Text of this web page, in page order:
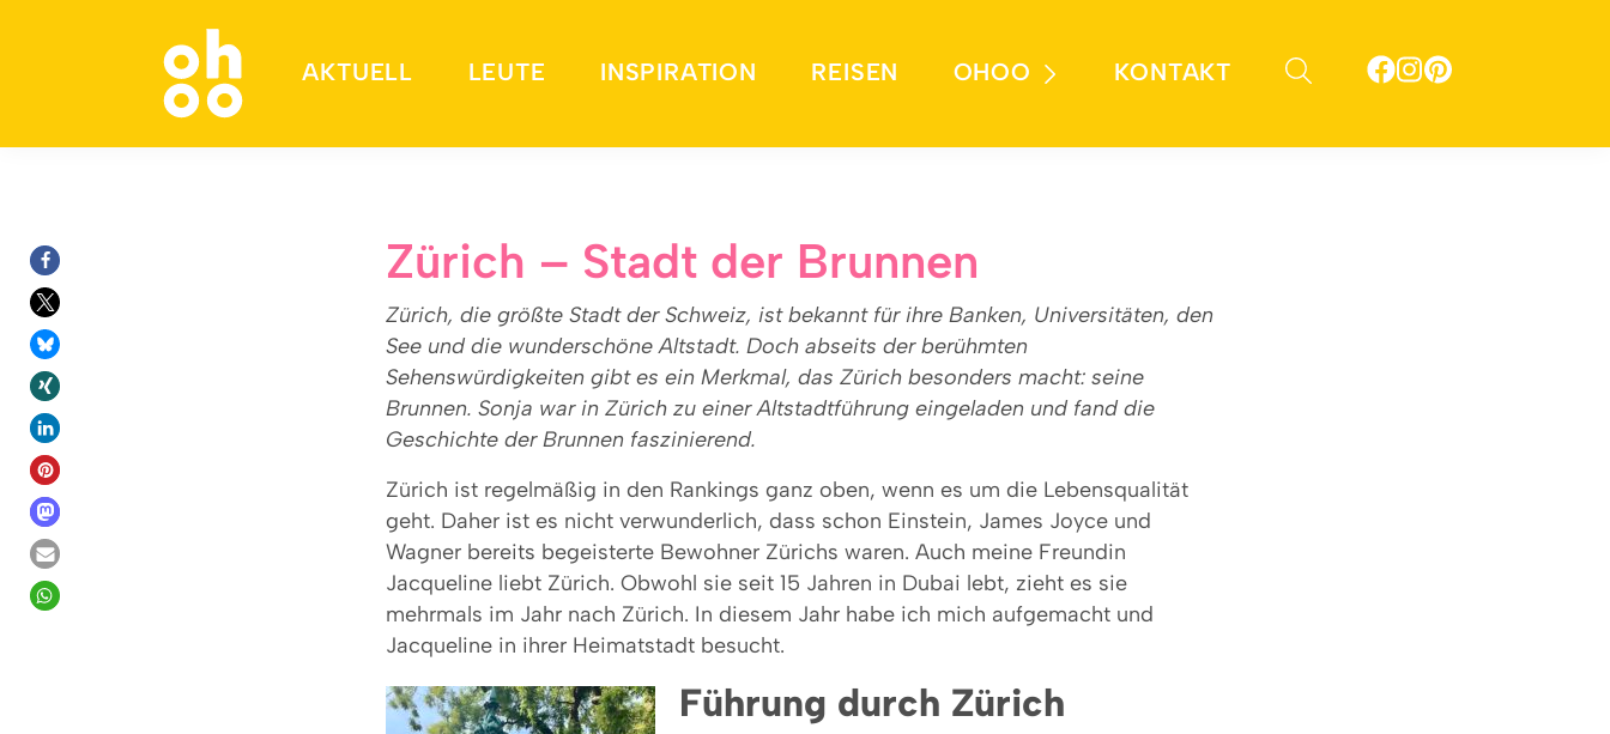
AKTUELL LEUTE INSPIRATION REISEN OHOO KONTAKT
Zürich – Stadt der Brunnen
Zürich, die größte Stadt der Schweiz, ist bekannt für ihre Banken, Universitäten, den
See und die wunderschöne Altstadt. Doch abseits der berühmten
Sehenswürdigkeiten gibt es ein Merkmal, das Zürich besonders macht: seine
Brunnen. Sonja war in Zürich zu einer Altstadtführung eingeladen und fand die
Geschichte der Brunnen faszinierend.
Zürich ist regelmäßig in den Rankings ganz oben, wenn es um die Lebensqualität
geht. Daher ist es nicht verwunderlich, dass schon Einstein, James Joyce und
Wagner bereits begeisterte Bewohner Zürichs waren. Auch meine Freundin
Jacqueline liebt Zürich. Obwohl sie seit 15 Jahren in Dubai lebt, zieht es sie
mehrmals im Jahr nach Zürich. In diesem Jahr habe ich mich aufgemacht und
Jacqueline in ihrer Heimatstadt besucht.
Führung durch Zürich